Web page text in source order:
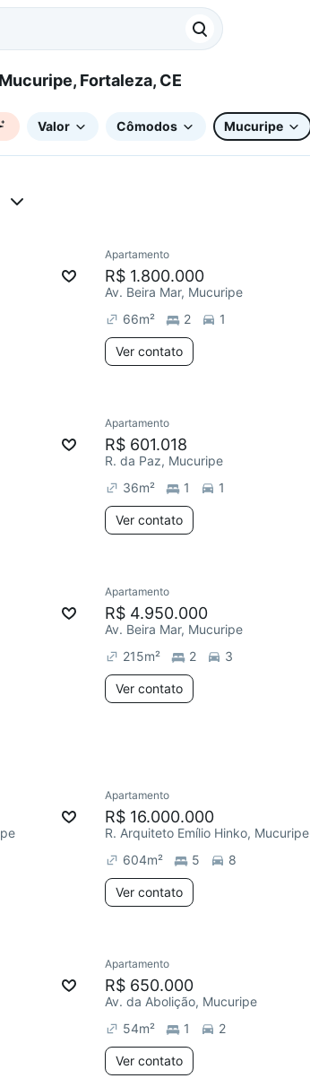
em Mucuripe, Fortaleza, CE
Valor Cômodos Mucuripe
Apartamento
R$ 1.800.000
Av. Beira Mar, Mucuripe
66m² 2 1
Ver contato
Apartamento
R$ 601.018
R. da Paz, Mucuripe
36m² 1 1
Ver contato
Apartamento
R$ 4.950.000
Av. Beira Mar, Mucuripe
215m² 2 3
Ver contato
Apartamento
R$ 16.000.000
R. Arquiteto Emílio Hinko, Mucuripe
604m² 5 8
Ver contato
Apartamento
R$ 650.000
Av. da Abolição, Mucuripe
54m² 1 2
Ver contato